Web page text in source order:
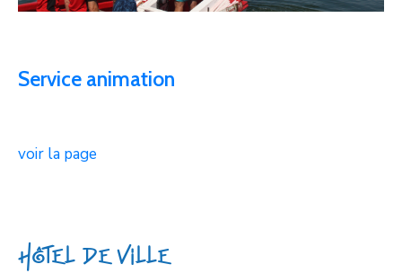
Service animation
voir la page
Hôtel de Ville